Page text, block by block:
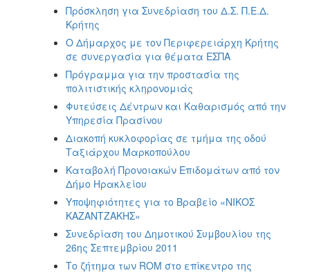
Πρόσκληση για Συνεδρίαση του Δ.Σ. Π.Ε.Δ.
Κρήτης
Ο Δήμαρχος με τον Περιφερειάρχη Κρήτης
σε συνεργασία για θέματα ΕΣΠΑ
Πρόγραμμα για την προστασία της
πολιτιστικής κληρονομιάς
Φυτεύσεις Δέντρων και Καθαρισμός από την
Υπηρεσία Πρασίνου
Διακοπή κυκλοφορίας σε τμήμα της οδού
Ταξιάρχου Μαρκοπούλου
Καταβολή Προνοιακών Επιδομάτων από τον
Δήμο Ηρακλείου
Υποψηφιότητες για το Βραβείο «ΝΙΚΟΣ
ΚΑΖΑΝΤΖΑΚΗΣ»
Συνεδρίαση του Δημοτικού Συμβουλίου της
26ης Σεπτεμβρίου 2011
Το ζήτημα των ROM στο επίκεντρο της